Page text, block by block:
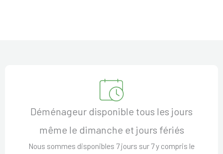
Déménageur disponible tous les jours
même le dimanche et jours fériés
Nous sommes disponibles 7 jours sur 7 y compris le